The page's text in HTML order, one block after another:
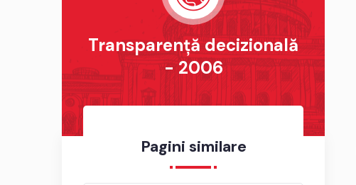
Transparență decizională
- 2006
Pagini similare